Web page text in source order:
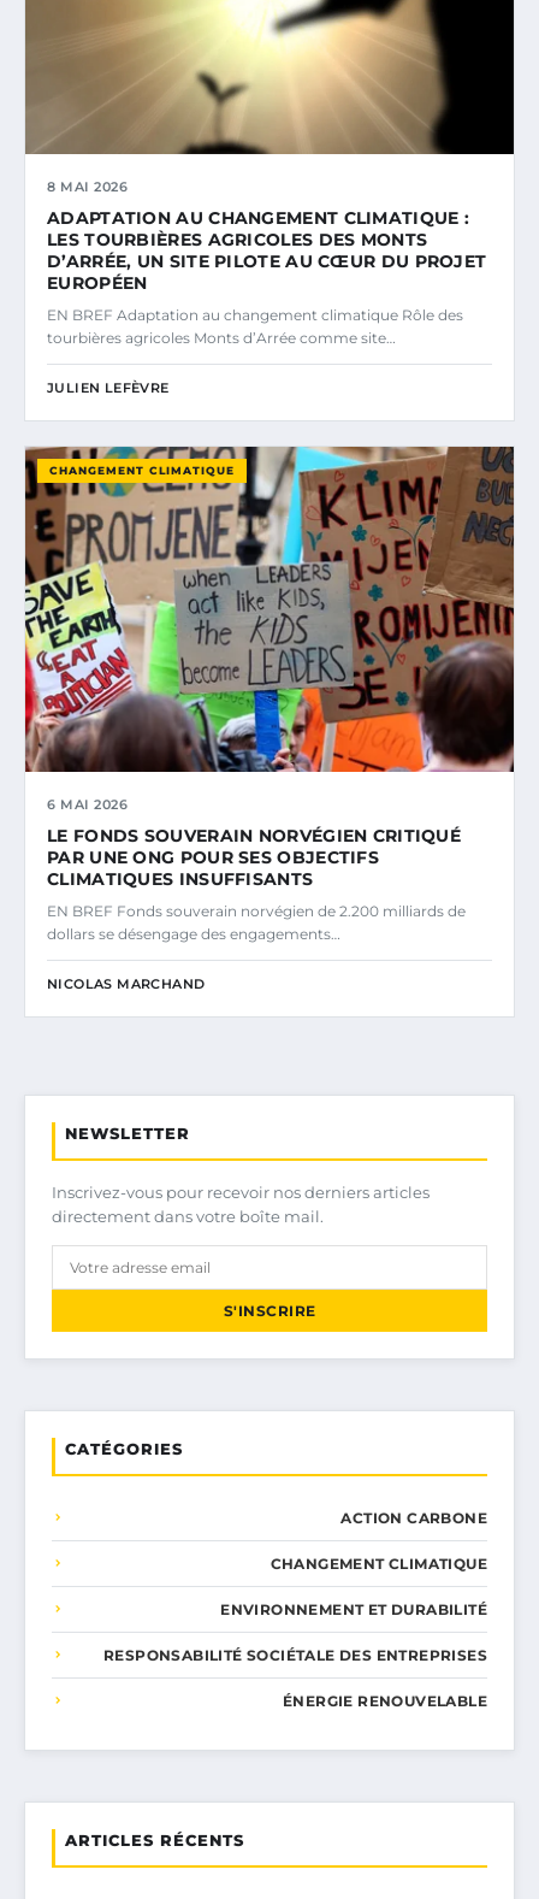
8 MAI 2026
ADAPTATION AU CHANGEMENT CLIMATIQUE :
LES TOURBIÈRES AGRICOLES DES MONTS
D’ARRÉE, UN SITE PILOTE AU CŒUR DU PROJET
EUROPÉEN
EN BREF Adaptation au changement climatique Rôle des
tourbières agricoles Monts d’Arrée comme site…
JULIEN LEFÈVRE
CHANGEMENT CLIMATIQUE
6 MAI 2026
LE FONDS SOUVERAIN NORVÉGIEN CRITIQUÉ
PAR UNE ONG POUR SES OBJECTIFS
CLIMATIQUES INSUFFISANTS
EN BREF Fonds souverain norvégien de 2.200 milliards de
dollars se désengage des engagements…
NICOLAS MARCHAND
NEWSLETTER
Inscrivez-vous pour recevoir nos derniers articles
directement dans votre boîte mail.
S'INSCRIRE
CATÉGORIES
ACTION CARBONE
CHANGEMENT CLIMATIQUE
ENVIRONNEMENT ET DURABILITÉ
RESPONSABILITÉ SOCIÉTALE DES ENTREPRISES
ÉNERGIE RENOUVELABLE
ARTICLES RÉCENTS